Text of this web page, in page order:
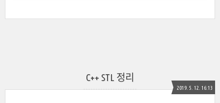
C++ STL 정리
2019. 5. 12. 16:13